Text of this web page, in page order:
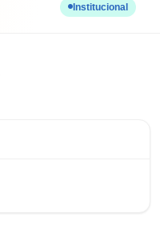
Institucional